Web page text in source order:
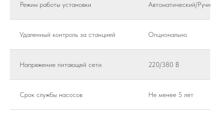
Режим работы установки Автоматический/Ручной
Удаленный контроль за станцией Опционально
Напряжение питающей сети 220/380 В
Срок службы насосов Не менее 5 лет